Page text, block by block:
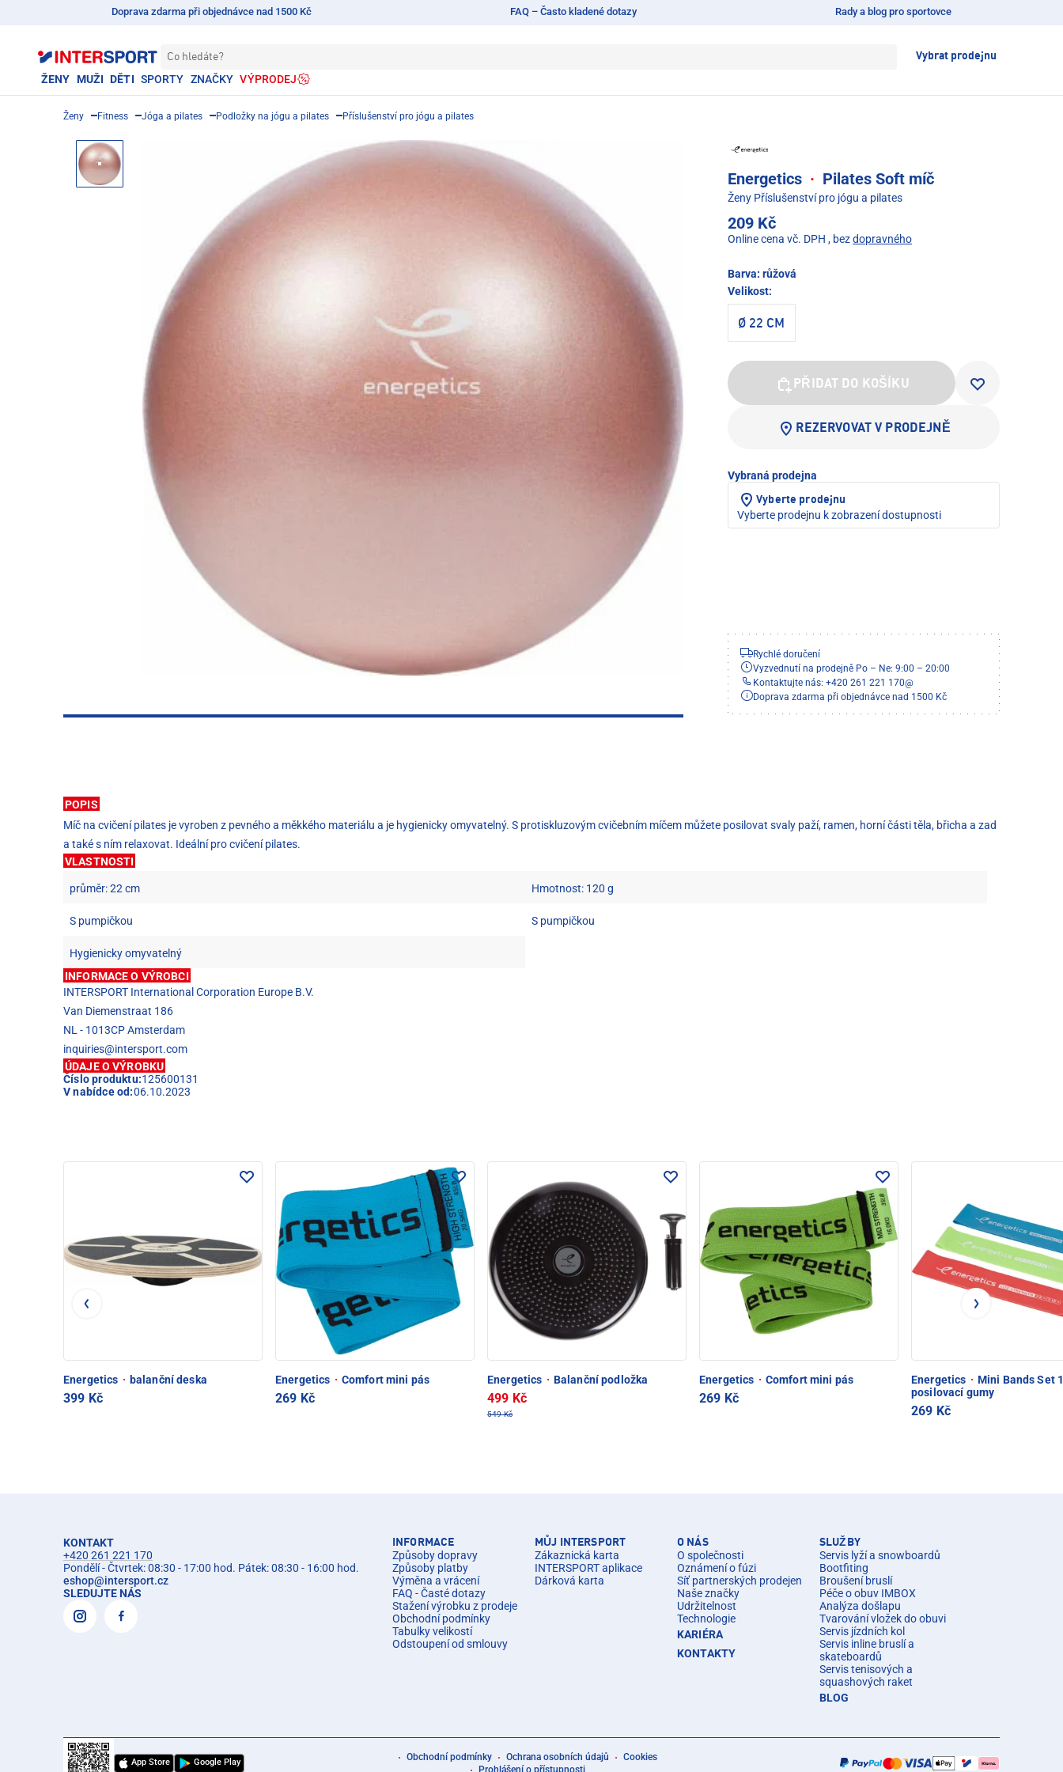
Doprava zdarma při objednávce nad 1500 Kč FAQ – Často kladené dotazy Rady a blog pro sportovce
Co hledáte? Vybrat prodejnu
ŽENY MUŽI DĚTI SPORTY ZNAČKY VÝPRODEJ
Ženy Fitness Jóga a pilates Podložky na jógu a pilates Příslušenství pro jógu a pilates
Energetics · Pilates Soft míč
Ženy Příslušenství pro jógu a pilates
209 Kč
Online cena vč. DPH , bezdopravného
Barva: růžová
Velikost:
Ø 22 CM
PŘIDAT DO KOŠÍKU
REZERVOVAT V PRODEJNĚ
Vybraná prodejna
Vyberte prodejnu
Vyberte prodejnu k zobrazení dostupnosti
Rychlé doručení
Vyzvednutí na prodejně Po – Ne: 9:00 – 20:00
Kontaktujte nás: +420 261 221 170@
Doprava zdarma při objednávce nad 1500 Kč
POPIS
Míč na cvičení pilates je vyroben z pevného a měkkého materiálu a je hygienicky omyvatelný. S protiskluzovým cvičebním míčem můžete posilovat svaly paží, ramen, horní části těla, břicha a zad
a také s ním relaxovat. Ideální pro cvičení pilates.
VLASTNOSTI
průměr: 22 cm Hmotnost: 120 g
S pumpičkou S pumpičkou
Hygienicky omyvatelný
INFORMACE O VÝROBCI
INTERSPORT International Corporation Europe B.V.
Van Diemenstraat 186
NL - 1013CP Amsterdam
inquiries@intersport.com
ÚDAJE O VÝROBKU
Číslo produktu:125600131
V nabídce od:06.10.2023
Energetics · balanční deska
399 Kč
Energetics · Comfort mini pás
269 Kč
Energetics · Balanční podložka
499 Kč
549 Kč
Energetics · Comfort mini pás
269 Kč
Energetics · Mini Bands Set
posilovací gumy
269 Kč
KONTAKT
+420 261 221 170
Pondělí - Čtvrtek: 08:30 - 17:00 hod. Pátek: 08:30 - 16:00 hod.
eshop@intersport.cz
SLEDUJTE NÁS
INFORMACE
Způsoby dopravy
Způsoby platby
Výměna a vrácení
FAQ - Časté dotazy
Stažení výrobku z prodeje
Obchodní podmínky
Tabulky velikostí
Odstoupení od smlouvy
MŮJ INTERSPORT
Zákaznická karta
INTERSPORT aplikace
Dárková karta
O NÁS
O společnosti
Oznámení o fúzi
Síť partnerských prodejen
Naše značky
Udržitelnost
Technologie
KARIÉRA
KONTAKTY
SLUŽBY
Servis lyží a snowboardů
Bootfiting
Broušení bruslí
Péče o obuv IMBOX
Analýza došlapu
Tvarování vložek do obuvi
Servis jízdních kol
Servis inline bruslí a
skateboardů
Servis tenisových a
squashových raket
BLOG
App Store Google Play Obchodní podmínky Ochrana osobních údajů
Cookies
Prohlášení o přístupnosti